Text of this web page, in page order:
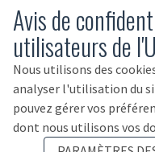
Avis de
utilisateurs de
Nous utilisons des
analyser l'utilisation du
pouvez gérer vos
dont nous utilisons vos